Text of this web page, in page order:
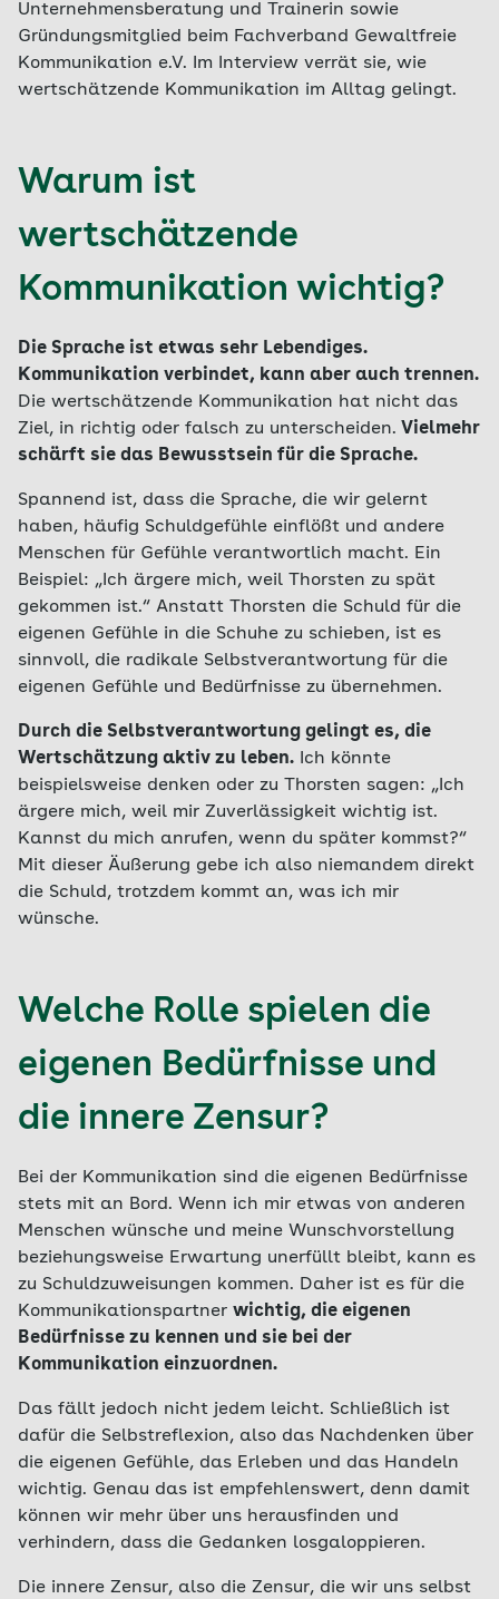
Unternehmensberatung und Trainerin sowie
Gründungsmitglied beim Fachverband Gewaltfreie
Kommunikation e.V. Im Interview verrät sie, wie
wertschätzende Kommunikation im Alltag gelingt.
Warum ist
wertschätzende
Kommunikation wichtig?
Die Sprache ist etwas sehr Lebendiges.
Kommunikation verbindet, kann aber auch trennen.
Die wertschätzende Kommunikation hat nicht das
Ziel, in richtig oder falsch zu unterscheiden. Vielmehr
schärft sie das Bewusstsein für die Sprache.
Spannend ist, dass die Sprache, die wir gelernt
haben, häufig Schuldgefühle einflößt und andere
Menschen für Gefühle verantwortlich macht. Ein
Beispiel: „Ich ärgere mich, weil Thorsten zu spät
gekommen ist.“ Anstatt Thorsten die Schuld für die
eigenen Gefühle in die Schuhe zu schieben, ist es
sinnvoll, die radikale Selbstverantwortung für die
eigenen Gefühle und Bedürfnisse zu übernehmen.
Durch die Selbstverantwortung gelingt es, die
Wertschätzung aktiv zu leben. Ich könnte
beispielsweise denken oder zu Thorsten sagen: „Ich
ärgere mich, weil mir Zuverlässigkeit wichtig ist.
Kannst du mich anrufen, wenn du später kommst?“
Mit dieser Äußerung gebe ich also niemandem direkt
die Schuld, trotzdem kommt an, was ich mir
wünsche.
Welche Rolle spielen die
eigenen Bedürfnisse und
die innere Zensur?
Bei der Kommunikation sind die eigenen Bedürfnisse
stets mit an Bord. Wenn ich mir etwas von anderen
Menschen wünsche und meine Wunschvorstellung
beziehungsweise Erwartung unerfüllt bleibt, kann es
zu Schuldzuweisungen kommen. Daher ist es für die
Kommunikationspartner wichtig, die eigenen
Bedürfnisse zu kennen und sie bei der
Kommunikation einzuordnen.
Das fällt jedoch nicht jedem leicht. Schließlich ist
dafür die Selbstreflexion, also das Nachdenken über
die eigenen Gefühle, das Erleben und das Handeln
wichtig. Genau das ist empfehlenswert, denn damit
können wir mehr über uns herausfinden und
verhindern, dass die Gedanken losgaloppieren.
Die innere Zensur, also die Zensur, die wir uns selbst